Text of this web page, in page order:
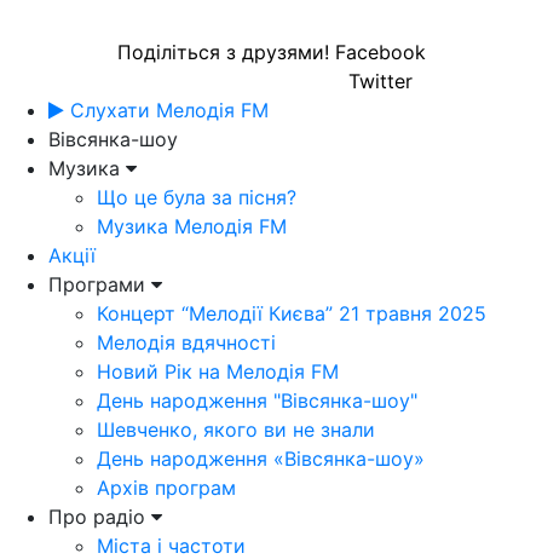
Поділіться з друзями! Facebook
Twitter
Слухати Мелодія FM
Вівсянка-шоу
Музика
Що це була за пісня?
Музика Мелодія FM
Акції
Програми
Концерт “Мелодії Києва” 21 травня 2025
Мелодія вдячності
Новий Рік на Мелодія FM
День народження "Вівсянка-шоу"
Шевченко, якого ви не знали
День народження «Вівсянка-шоу»
Архів програм
Про радіо
Міста і частоти